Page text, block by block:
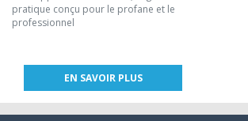
pratique conçu pour le profane et le
professionnel
EN SAVOIR PLUS